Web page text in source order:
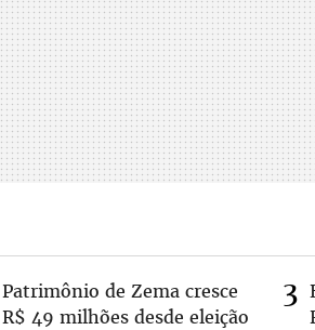
Patrimônio de Zema cresce
R$ 49 milhões desde eleição